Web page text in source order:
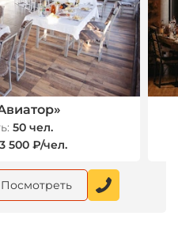
50 чел.
500 ₽/чел.
Посмотреть